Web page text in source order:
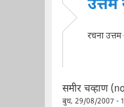
उत्तम
रचना
समीर चव्हाण
बुध, 29/08/2007 -